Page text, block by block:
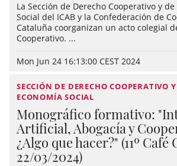
La Sección de Derecho Cooperativo y
Social del ICAB y la Confederación de
Cataluña coorganizan un acto colegial
Cooperativo. ...
Mon Jun 24 16:13:00 CEST 2024
SECCIÓN DE DERECHO COOPERATIVO
ECONOMÍA SOCIAL
Monográfico formativo:
Artificial, Abogacía y
¿Algo que hacer?" (11º
22/03/2024)